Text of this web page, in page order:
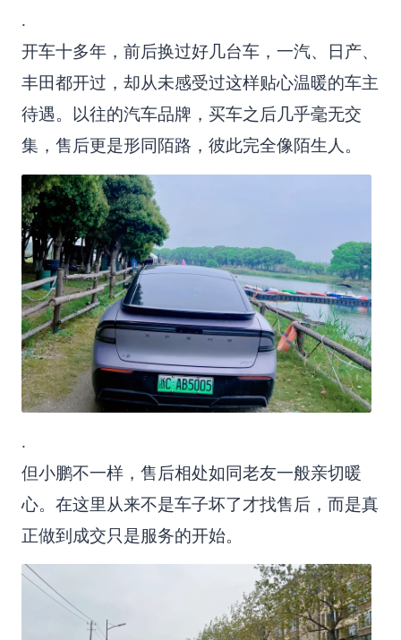
.
开车十多年，前后换过好几台车，一汽、日产、
丰田都开过，却从未感受过这样贴心温暖的车主
待遇。以往的汽车品牌，买车之后几乎毫无交
集，售后更是形同陌路，彼此完全像陌生人。
.
但小鹏不一样，售后相处如同老友一般亲切暖
心。在这里从来不是车子坏了才找售后，而是真
正做到成交只是服务的开始。